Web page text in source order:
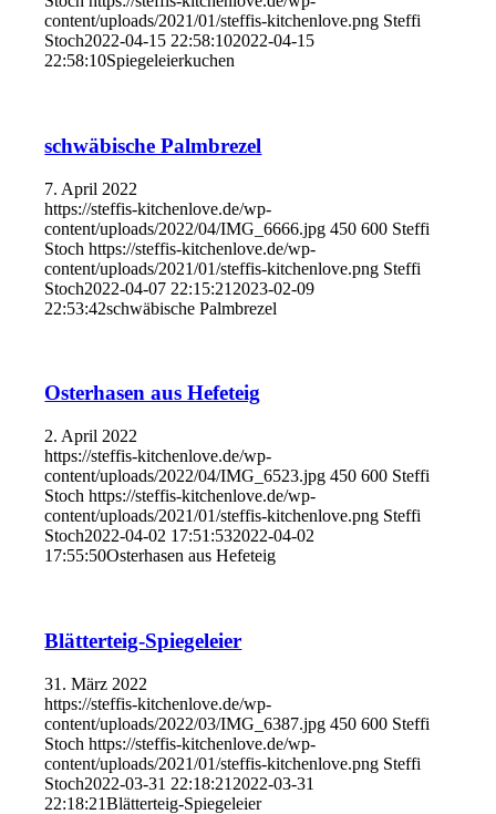
content/uploads/2021/01/steffis-kitchenlove.png Steffi
Stoch2022-04-15 22:58:102022-04-15
22:58:10Spiegeleierkuchen
schwäbische Palmbrezel
7. April 2022
https://steffis-kitchenlove.de/wp-
content/uploads/2022/04/IMG_6666.jpg 450 600 Steffi
Stoch https://steffis-kitchenlove.de/wp-
content/uploads/2021/01/steffis-kitchenlove.png Steffi
Stoch2022-04-07 22:15:21 2023-02-09
22:53:42schwäbische Palmbrezel
Osterhasen aus Hefeteig
2. April 2022
https://steffis-kitchenlove.de/wp-
content/uploads/2022/04/IMG_6523.jpg 450 600 Steffi
Stoch https://steffis-kitchenlove.de/wp-
content/uploads/2021/01/steffis-kitchenlove.png Steffi
Stoch2022-04-02 17:51:532022-04-02
17:55:50Osterhasen aus Hefeteig
Blätterteig-Spiegeleier
31. März 2022
https://steffis-kitchenlove.de/wp-
content/uploads/2022/03/IMG_6387.jpg 450 600 Steffi
Stoch https://steffis-kitchenlove.de/wp-
content/uploads/2021/01/steffis-kitchenlove.png Steffi
Stoch2022-03-31 22:18:21 2022-03-31
22:18:21Blätterteig-Spiegeleier